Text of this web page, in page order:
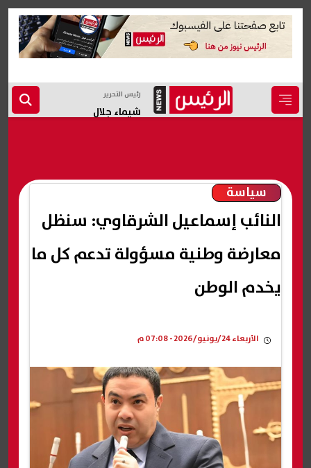
رئيس التحرير
شيماء جلال
سياسة
النائب إسماعيل الشرقاوي: سنظل
معارضة وطنية مسؤولة تدعم كل ما
يخدم الوطن
الأربعاء 24/يونيو/2026 - 07:08 م